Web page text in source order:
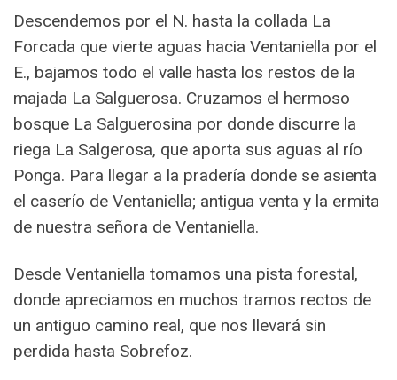
Descendemos por el N. hasta la collada La
Forcada que vierte aguas hacia Ventaniella por el
E., bajamos todo el valle hasta los restos de la
majada La Salguerosa. Cruzamos el hermoso
bosque La Salguerosina por donde discurre la
riega La Salgerosa, que aporta sus aguas al río
Ponga. Para llegar a la pradería donde se asienta
el caserío de Ventaniella; antigua venta y la ermita
de nuestra señora de Ventaniella.
Desde Ventaniella tomamos una pista forestal,
donde apreciamos en muchos tramos rectos de
un antiguo camino real, que nos llevará sin
perdida hasta Sobrefoz.